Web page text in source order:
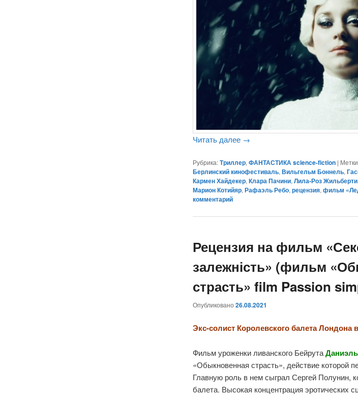
Читать далее →
Рубрика: Триллер,ФАНТАСТИКА science-fiction |
Берлинский кинофестиваль,Вильгельм Боннель,
Кармен Хайдекер,Клара Пачини,Лила-Роз Жильберти
Марион Котийяр,Рафаэль Ребо,рецензия,фильм
комментарий
Рецензия на фильм
залежність» (фильм
страсть» film Passion
Опубликовано26.08.2021
Экс-солист Королевского балета
Фильм уроженки ливанского Бейрута
«Обыкновенная страсть», действие которой
Главную роль в нем сыграл Сергей Полунин,
балета. Высокая концентрация эротических